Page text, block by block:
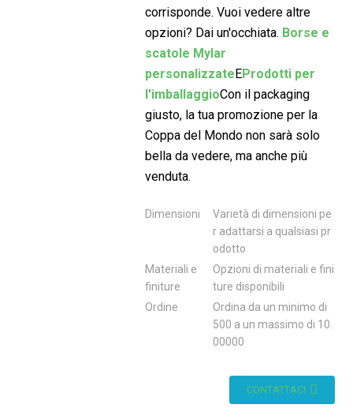
corrisponde. Vuoi vedere altre
opzioni? Dai un'occhiata. Borse e
scatole Mylar
personalizzateEProdotti per
l'imballaggioCon il packaging
giusto, la tua promozione per la
Coppa del Mondo non sarà solo
bella da vedere, ma anche più
venduta.
Dimensioni
Varietà di dimensioni pe
r adattarsi a qualsiasi pr
odotto
Materiali e
finiture
Opzioni di materiali e fini
ture disponibili
Ordine
Ordina da un minimo di
500 a un massimo di 10.
00000
CONTATTACI